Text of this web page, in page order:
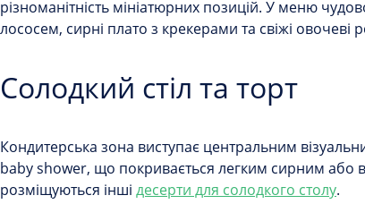
різноманітність мініатюрних позицій. У меню
лососем, сирні плато з крекерами та свіжі овочеві
Солодкий стіл та торт
Кондитерська зона виступає центральним
baby shower, що покривається легким сирним або
розміщуються інші десерти для солодкого столу.